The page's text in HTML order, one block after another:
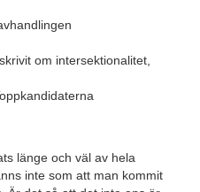
om intersektionalitet,
länge och väl av hela
inte som att man kommit